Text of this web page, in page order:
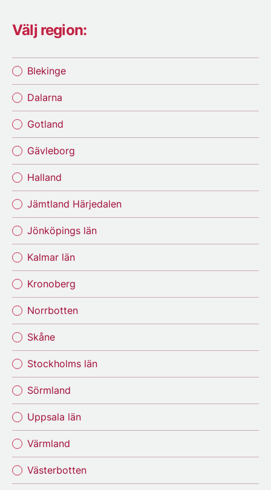
Välj region:
Blekinge
Dalarna
Gotland
Gävleborg
Halland
Jämtland Härjedalen
Jönköpings län
Kalmar län
Kronoberg
Norrbotten
Skåne
Stockholms län
Sörmland
Uppsala län
Värmland
Västerbotten